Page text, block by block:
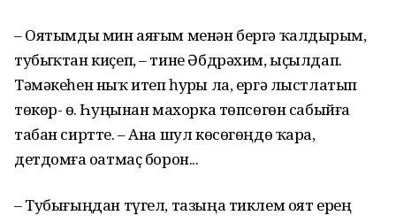
– Оятымды мин аяғым менән бергә ҡалдырҙым,
тубыҡтан киҫеп, – тине Әбдрәхим, ыҫылдап.
Тәмәкеһен ныҡ итеп һурҙы ла, ергә лыстлатып
төкөр- ҙө. Һуңынан махорка төпсөгөн сабыйға
табан сиртте. – Ана шул көсөгөңдө ҡара,
детдомға оҙатмаҫ борон...
– Тубығыңдан түгел, тазыңа тиклем оят ерең